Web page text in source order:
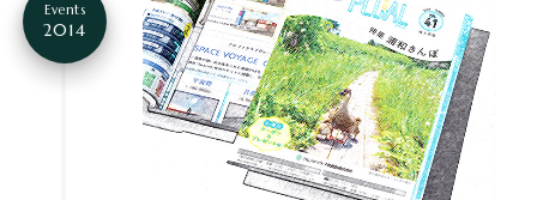
Events
2014